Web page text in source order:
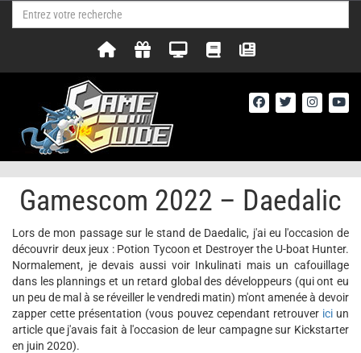
Gamescom 2022 – Daedalic
Lors de mon passage sur le stand de Daedalic, j'ai eu l'occasion de
découvrir deux jeux : Potion Tycoon et Destroyer the U-boat Hunter.
Normalement, je devais aussi voir Inkulinati mais un cafouillage
dans les plannings et un retard global des développeurs (qui ont eu
un peu de mal à se réveiller le vendredi matin) m'ont amenée à devoir
zapper cette présentation (vous pouvez cependant retrouver iciun
article que j'avais fait à l'occasion de leur campagne sur Kickstarter
en juin 2020).